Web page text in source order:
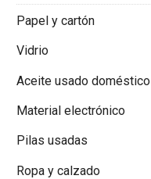
Papel y cartón
Vidrio
Aceite usado doméstico
Material electrónico
Pilas usadas
Ropa y calzado